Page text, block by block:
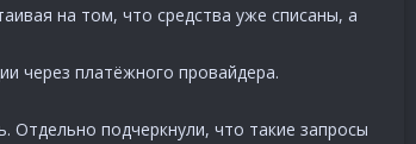
на том, что средства уже списаны, а
через платёжного провайдера.
Отдельно подчеркнули, что такие запросы